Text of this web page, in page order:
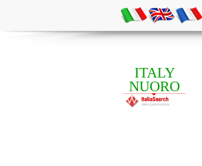
ITALY
NUORO